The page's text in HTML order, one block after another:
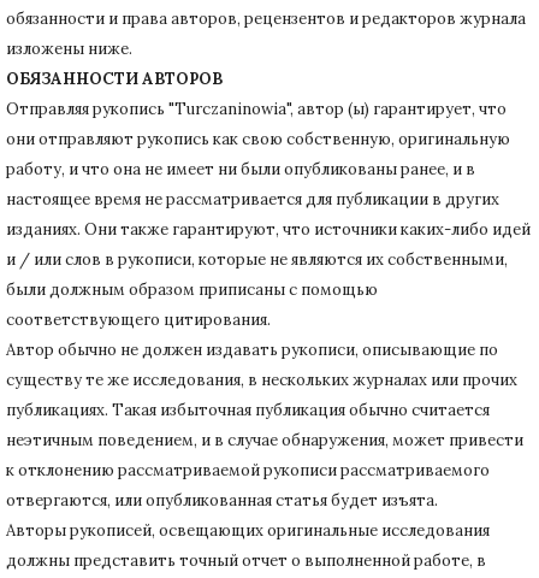
обязанности и права авторов, рецензентов и редакторов журнала
изложены ниже.
ОБЯЗАННОСТИ АВТОРОВ
Отправляя рукопись "Turczaninowia", автор (ы) гарантирует, что
они отправляют рукопись как свою собственную, оригинальную
работу, и что она не имеет ни были опубликованы ранее, и в
настоящее время не рассматривается для публикации в других
изданиях. Они также гарантируют, что источники каких-либо идей
и / или слов в рукописи, которые не являются их собственными,
были должным образом приписаны с помощью
соответствующего цитирования.
Автор обычно не должен издавать рукописи, описывающие по
существу те же исследования, в нескольких журналах или прочих
публикациях. Такая избыточная публикация обычно считается
неэтичным поведением, и в случае обнаружения, может привести
к отклонению рассматриваемой рукописи рассматриваемого
отвергаются, или опубликованная статья будет изъята.
Авторы рукописей, освещающих оригинальные исследования
должны представить точный отчет о выполненной работе, в